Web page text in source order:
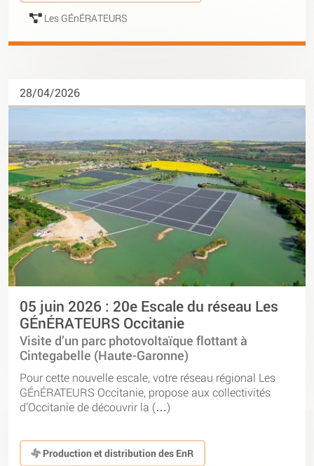
Les GÉnÉRATEURS
28/04/2026
05 juin 2026 : 20e Escale du réseau Les
GÉnÉRATEURS Occitanie
Visite d’un parc photovoltaïque flottant à
Cintegabelle (Haute-Garonne)
Pour cette nouvelle escale, votre réseau régional Les
GÉnÉRATEURS Occitanie, propose aux collectivités
d’Occitanie de découvrir la (…)
Production et distribution des EnR